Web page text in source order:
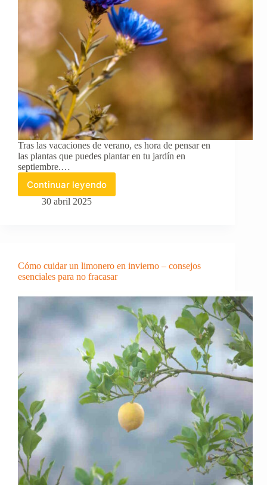
Tras las vacaciones de verano, es hora de pensar en
las plantas que puedes plantar en tu jardín en
septiembre.…
Continuar leyendo
Plantas
para
para
un
floreciente
30 abril 2025
Cómo cuidar un limonero en invierno – consejos
esenciales para no fracasar